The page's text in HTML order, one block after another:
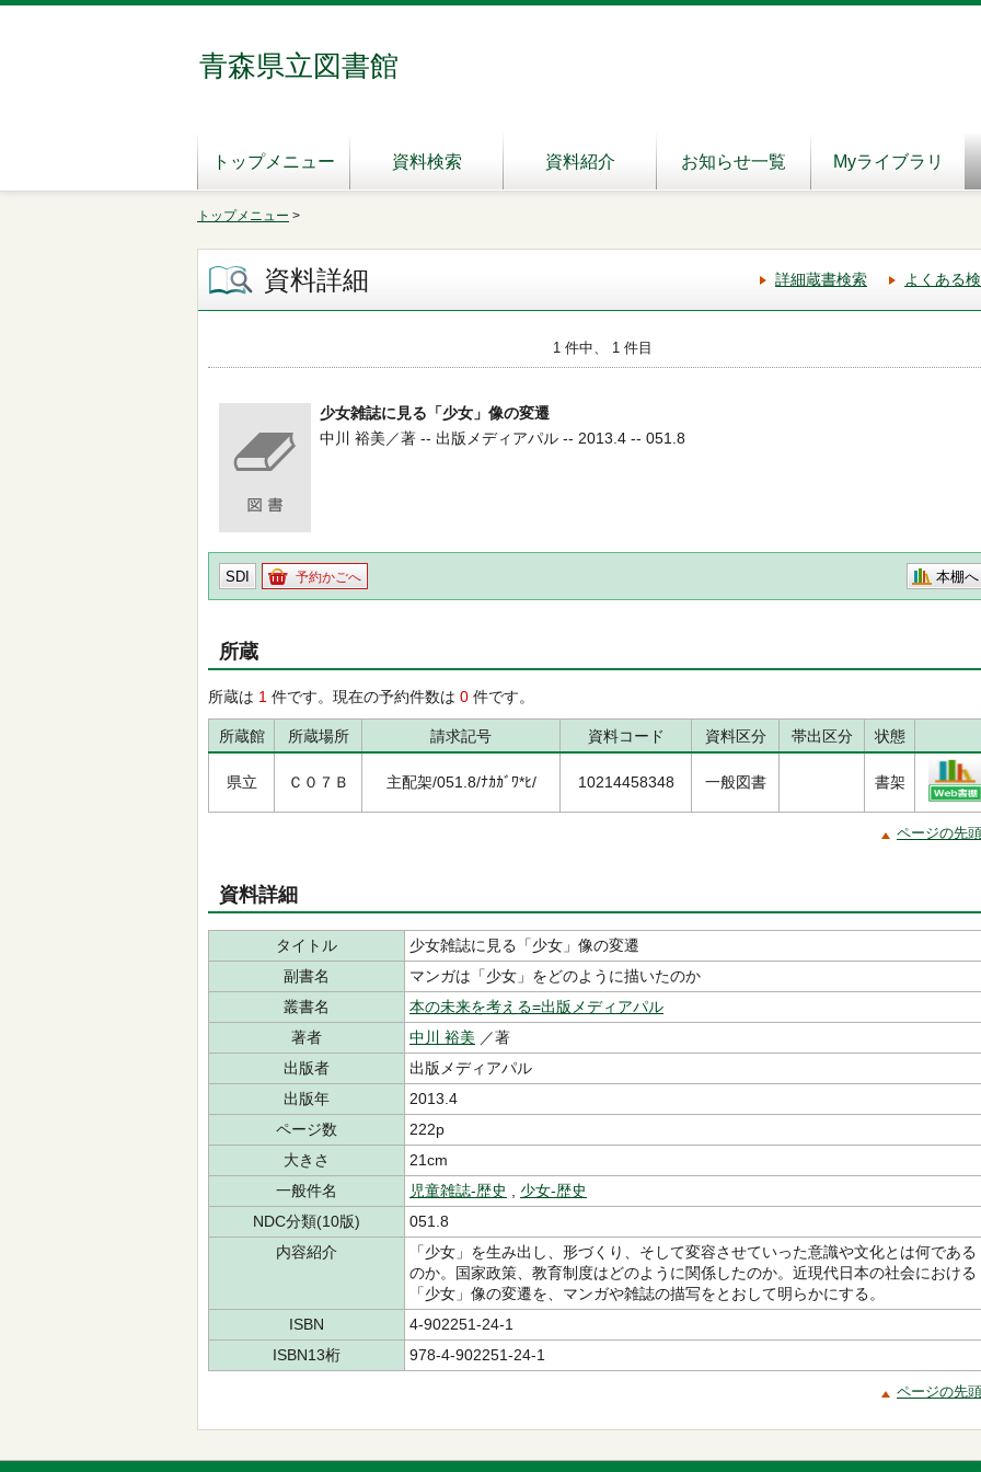
青森県立図書館
トップメニュー 資料検索 資料紹介 お知らせ一覧 Myライブラリ
トップメニュー >
資料詳細 詳細蔵書検索 よくある
1 件中、 1 件目
少女雑誌に見る「少女」像の変遷
中川 裕美／著 -- 出版メディアパル -- 2013.4 -- 051.8
SDI 予約かごへ 本棚へ
所蔵
所蔵は 1 件です。現在の予約件数は 0 件です。
所蔵館 所蔵場所 請求記号 資料コード 資料区分 帯出区分 状態
県立 Ｃ０７Ｂ 主配架/051.8/ﾅｶｶﾞﾜ*ﾋ/ 10214458348 一般図書 書架
ページの先
資料詳細
タイトル
少女雑誌に見る「少女」像の変遷
副書名
マンガは「少女」をどのように描いたのか
叢書名
本の未来を考える=出版メディアパル
著者
中川 裕美 ／著
出版者
出版メディアパル
出版年
2013.4
ページ数
222p
大きさ
21cm
一般件名
児童雑誌-歴史
少女-歴史
NDC分類(10版)
051.8
内容紹介
「少女」を生み出し、形づくり、そして変容させていった意識や文化とは何である
のか。国家政策、教育制度はどのように関係したのか。近現代日本の社会における
「少女」像の変遷を、マンガや雑誌の描写をとおして明らかにする。
ISBN
4-902251-24-1
ISBN13桁
978-4-902251-24-1
ページの先